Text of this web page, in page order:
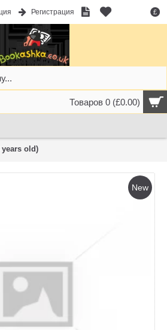
£
Регистрация
Товаров 0 (£0.00)
years old)
New